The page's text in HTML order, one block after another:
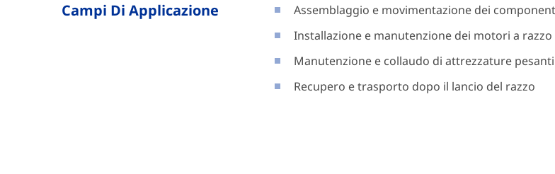
Campi Di Applicazione
Assemblaggio e movimentazione dei
Installazione e manutenzione dei motori a razzo
Manutenzione e collaudo di attrezzature pesanti
Recupero e trasporto dopo il lancio del razzo